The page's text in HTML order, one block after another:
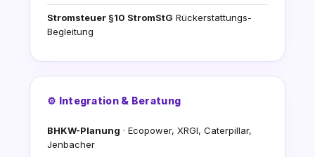
Stromsteuer §10 StromStG Rückerstattungs-
Begleitung
⚙️ Integration & Beratung
BHKW-Planung · Ecopower, XRGI, Caterpillar,
Jenbacher